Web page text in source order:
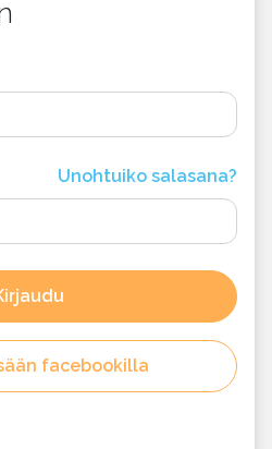
Unohtuiko salasana?
facebookilla